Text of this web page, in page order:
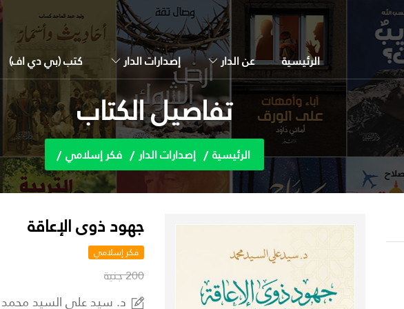
الرئيسية عن الدار إصدارات الدار كتب (بي دي اف)
تفاصيل الكتاب
الرئيسية إصدارات الدار فكر إسلامي
جهود ذوى الإعاقة
فكر إسلامي
200 جنية
د. سيد علي السيد محمد